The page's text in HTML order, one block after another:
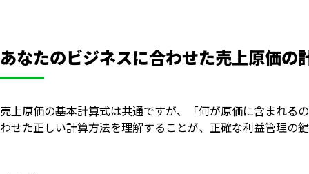
あなたのビジネスに合わせた売上原価の
売上原価の基本計算式は共通ですが、「何が原価に含まれる
わせた正しい計算方法を理解することが、正確な利益管理の